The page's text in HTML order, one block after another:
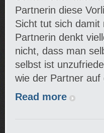
Partnerin diese
Sicht tut sich damit
Partnerin denkt
nicht, dass man
selbst ist
wie der Partner
Read more